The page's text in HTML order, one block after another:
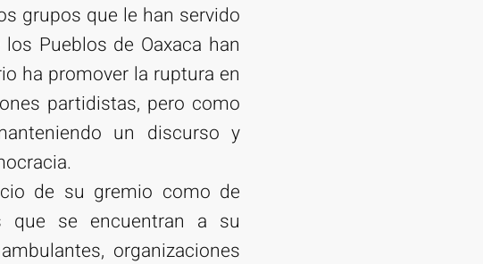
grupos que le han servido
Pueblos de Oaxaca han
ha promover la ruptura en
partidistas, pero como
un discurso y
de su gremio como de
que se encuentran a su
organizaciones